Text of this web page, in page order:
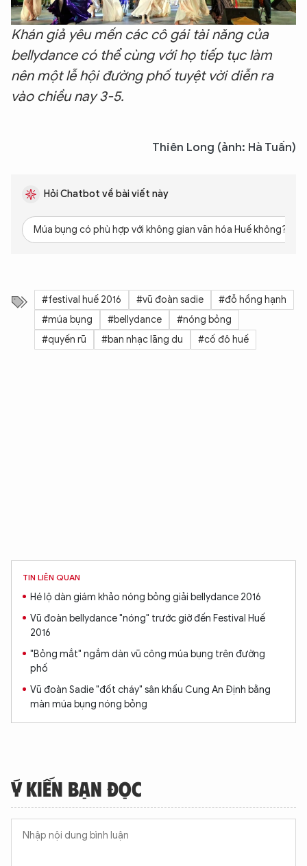
Khán giả yêu mến các cô gái tài năng của
bellydance có thể cùng với họ tiếp tục làm
nên một lễ hội đường phố tuyệt vời diễn ra
vào chiều nay 3-5.
Thiên Long (ảnh: Hà Tuấn)
Hỏi Chatbot về bài viết này
Múa bụng có phù hợp với không gian văn hóa Huế không?
#festival huế 2016 #vũ đoàn sadie
#đỗ hồng hạnh
#múa bụng
#bellydance
#nóng bỏng
#quyến rũ
#ban nhạc lãng du #cố đô huế
TIN LIÊN QUAN
Hé lộ dàn giám khảo nóng bỏng giải bellydance 2016
Vũ đoàn bellydance "nóng" trước giờ đến Festival Huế
2016
"Bỏng mắt" ngắm dàn vũ công múa bụng trên đường
phố
Vũ đoàn Sadie "đốt cháy" sân khấu Cung An Định bằng
màn múa bụng nóng bỏng
Ý KIẾN BẠN ĐỌC